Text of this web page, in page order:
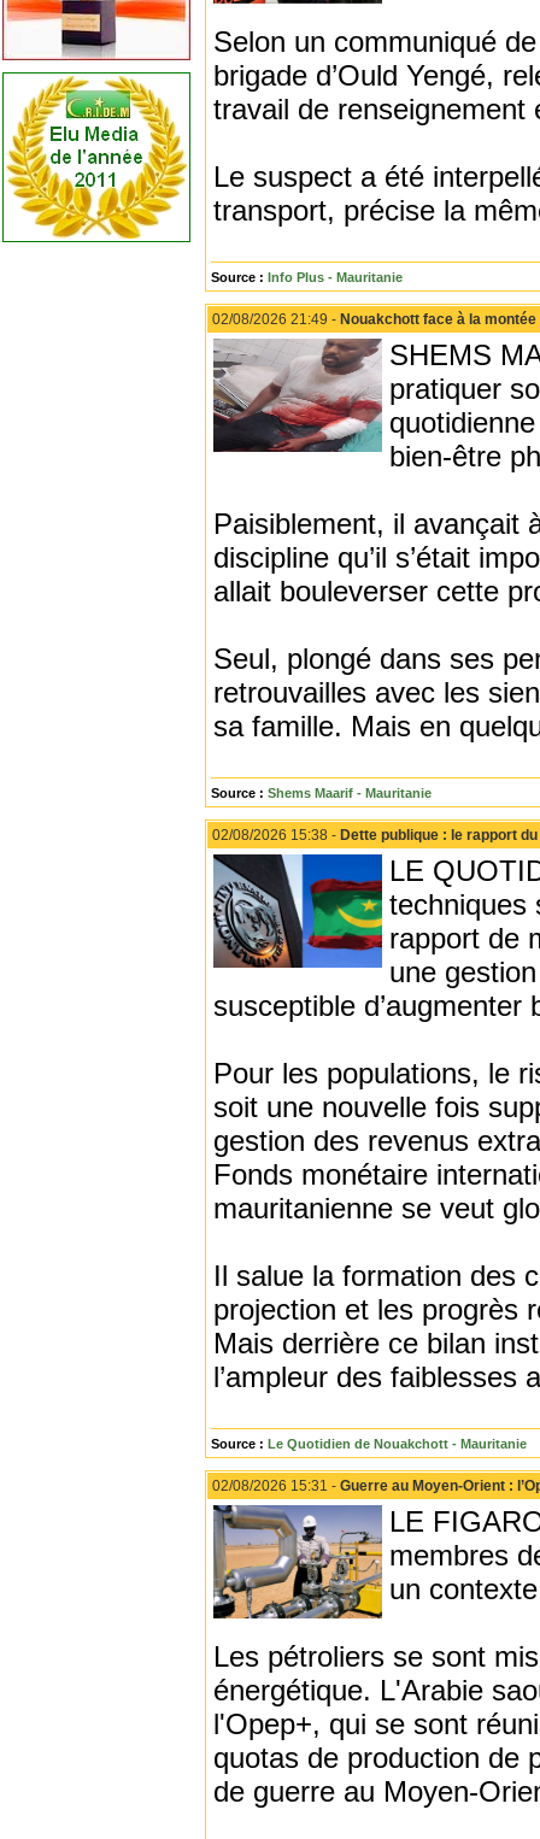
Selon un communiqué
brigade d’Ould Yengé,
travail de renseignement
Le suspect a été
transport, précise la
Source : Info Plus - Mauritanie
02/08/2026 21:49 - Nouakchott face à la
SHEMS
pratiquer
bien-être
Paisiblement, il avançait
discipline qu’il s’était
allait bouleverser cette
Seul, plongé dans ses
retrouvailles avec les
sa famille. Mais en
Source : Shems Maarif - Mauritanie
02/08/2026 15:38 - Dette publique : le rapport
LE
techniques
rapport de
une
susceptible
Pour les populations, le
soit une nouvelle fois
gestion des revenus
Fonds monétaire
mauritanienne se veut
Il salue la formation des
projection et les progrès
Mais derrière ce bilan
l’ampleur des faiblesses
Source : Le Quotidien de Nouakchott - Mauritanie
02/08/2026 15:31 - Guerre au Moyen-Orient :
LE
membres
un
Les pétroliers se sont
énergétique. L'Arabie
l'Opep+, qui se sont
quotas de production de
de guerre au Moyen-